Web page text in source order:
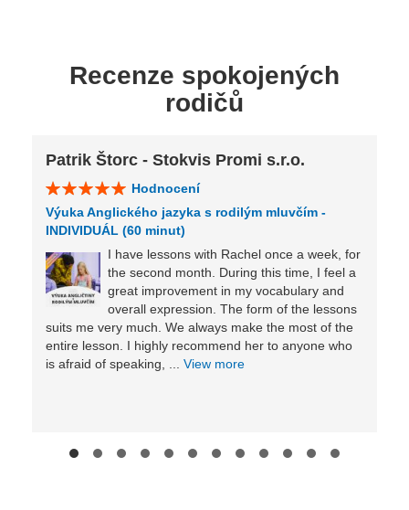
Recenze spokojených
rodičů
Patrik Štorc - Stokvis Promi s.r.o.
Hodnocení
Výuka Anglického jazyka s rodilým mluvčím -
INDIVIDUÁL (60 minut)
I have lessons with Rachel once a week, for
the second month. During this time, I feel a
great improvement in my vocabulary and
overall expression. The form of the lessons
suits me very much. We always make the most of the
entire lesson. I highly recommend her to anyone who
is afraid of speaking, ... View more